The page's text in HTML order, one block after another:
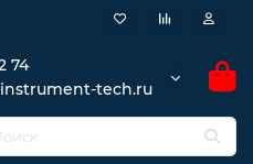
74
instrument-tech.ru